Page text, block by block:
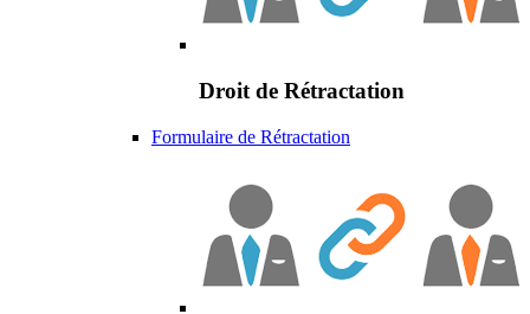
Droit de Rétractation
Formulaire de Rétractation